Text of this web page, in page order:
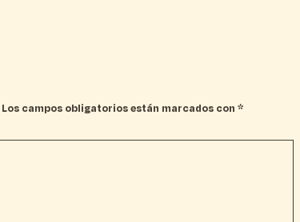
Los campos obligatorios están marcados con *